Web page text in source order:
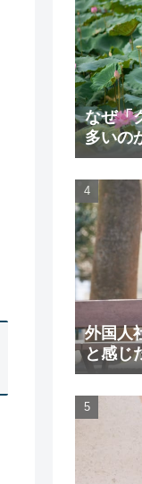
なぜ「
多いの
外国人
と感じ